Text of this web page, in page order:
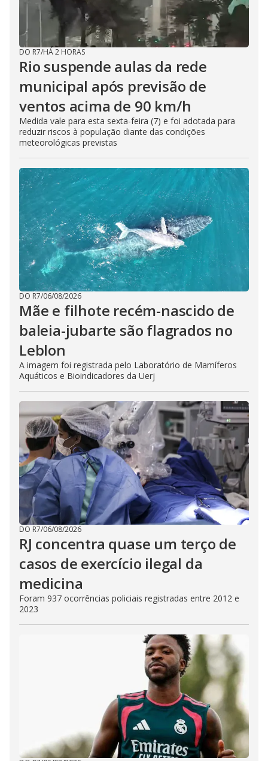
DO R7/HÁ 2 HORAS
Rio suspende aulas da rede
municipal após previsão de
ventos acima de 90 km/h
Medida vale para esta sexta-feira (7) e foi adotada para
reduzir riscos à população diante das condições
meteorológicas previstas
DO R7/06/08/2026
Mãe e filhote recém-nascido de
baleia-jubarte são flagrados no
Leblon
A imagem foi registrada pelo Laboratório de Mamíferos
Aquáticos e Bioindicadores da Uerj
DO R7/06/08/2026
RJ concentra quase um terço de
casos de exercício ilegal da
medicina
Foram 937 ocorrências policiais registradas entre 2012 e
2023